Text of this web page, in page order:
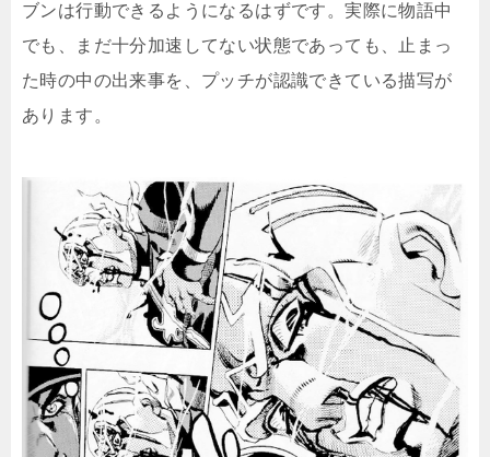
ブンは行動できるようになるはずです。実際に物語中
でも、まだ十分加速してない状態であっても、止まっ
た時の中の出来事を、プッチが認識できている描写が
あります。